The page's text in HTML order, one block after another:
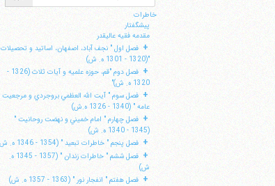
خاطرات
پيشگفتار
مقدمه فقيه عاليقدر
+ فصل اول " نجف آباد، اصفهان، اساتيد و تحصيلات
"(1320 - 1301 ه. ش)
+
فصل دوم "قم، حوزه علميه و آيات ثلاث (1326 -
1320 ه. ش)"
+ فصل سوم " آيت الله العظمي بروجردي و مرجعيت
عامه " (1340 - 1326 ه.ش)
+ فصل چهارم " امام خميني و نهضت روحانيت "
(1345 - 1340 ه. ش)
+ فصل پنجم " خاطرات تبعيد " (1354 - 1346 ه. ش)
+
فصل ششم " خاطرات زندان " (1357 - 1345 ه.
ش)
+ فصل هفتم " انفجار نور " (1363 - 1357 ه. ش)